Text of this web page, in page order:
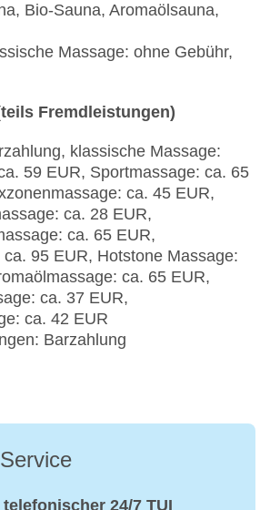
Bio-Sauna, Aromaölsauna,
Massage: ohne Gebühr,
Fremdleistungen)
klassische Massage:
59 EUR, Sportmassage: ca. 65
ca. 45 EUR,
ca. 28 EUR,
ca. 65 EUR,
95 EUR, Hotstone Massage:
ca. 65 EUR,
ca. 37 EUR,
ca. 42 EUR
Barzahlung
24/7 TUI